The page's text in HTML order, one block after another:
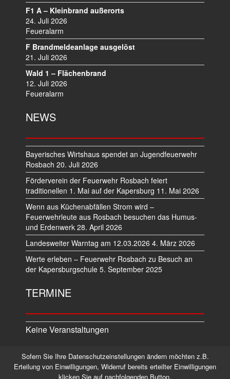
F1 A – Kleinbrand außerorts
24. Juli 2026
Feueralarm
F Brandmeldeanlage ausgelöst
21. Juli 2026
Wald 1 – Flächenbrand
12. Juli 2026
Feueralarm
NEWS
Bayerisches Wirtshaus spendet an Jugendfeuerwehr
Rosbach 20. Juli 2026
Förderverein der Feuerwehr Rosbach feiert
traditionellen 1. Mai auf der Kapersburg 11. Mai 2026
Wenn aus Küchenabfällen Strom wird –
Feuerwehrleute aus Rosbach besuchen das Humus-
und Erdenwerk 28. April 2026
Landesweiter Warntag am 12.03.2026 4. März 2026
Werte erleben – Feuerwehr Rosbach zu Besuch an
der Kapersburgschule 5. September 2025
TERMINE
Keine Veranstaltungen
Datenschutz Impressum
Sofern Sie Ihre Datenschutzeinstellungen ändern möchten z.B.
Erteilung von Einwilligungen, Widerruf bereits erteilter Einwilligungen
klicken Sie auf nachfolgenden Button.